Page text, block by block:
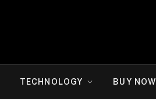
TECHNOLOGY BUY NOW